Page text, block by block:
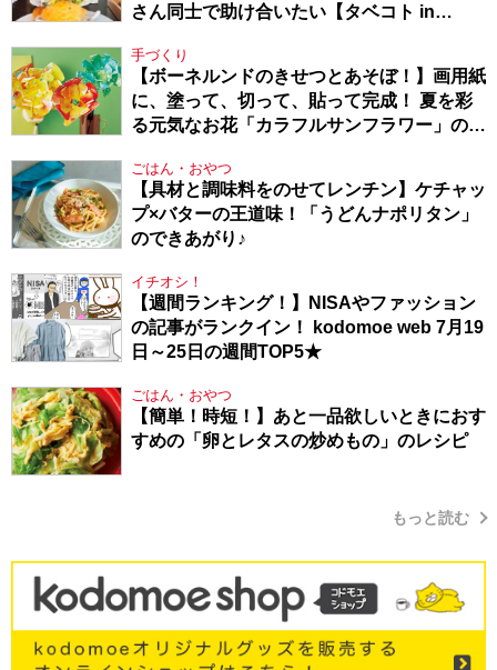
さん同士で助け合いたい【タベコト in
手づくり
【ボーネルンドのきせつとあそぼ！】画用紙
に、塗って、切って、貼って完成！ 夏を彩
る元気なお花「カラフルサンフラワー」の作
ごはん・おやつ
【具材と調味料をのせてレンチン】ケチャッ
プ×バターの王道味！「うどんナポリタン」
のできあがり♪
イチオシ！
【週間ランキング！】NISAやファッション
の記事がランクイン！ kodomoe web 7月19
日～25日の週間TOP5★
ごはん・おやつ
【簡単！時短！】あと一品欲しいときにおす
すめの「卵とレタスの炒めもの」のレシピ
もっと読む